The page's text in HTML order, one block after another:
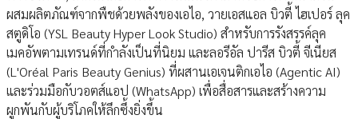
ผสมผลิตภัณฑ์จากพืชด้วยพลังของเอไอ, วายเอสแอล บิวตี้ ไฮเปอร์ ลุค
สตูดิโอ (YSL Beauty Hyper Look Studio) สำหรับการรังสรรค์ลุค
เมคอัพตามเทรนด์ที่กำลังเป็นที่นิยม และลอรีอัล ปารีส บิวตี้ จีเนียส
(L'Oréal Paris Beauty Genius) ที่ผสานเอเจนติกเอไอ (Agentic AI)
และร่วมมือกับวอตส์แอป (WhatsApp) เพื่อสื่อสารและสร้างความ
ผูกพันกับผู้บริโภคให้ลึกซึ้งยิ่งขึ้น